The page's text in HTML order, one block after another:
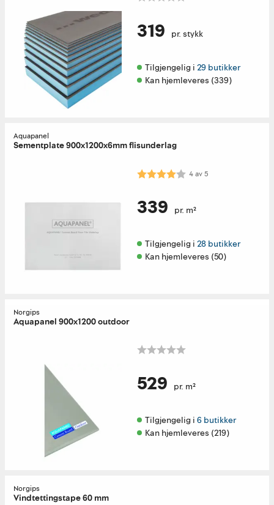
319 pr. stykk
Tilgjengelig i 29 butikker
Kan hjemleveres (339)
Aquapanel
Sementplate 900x1200x6mm flisunderlag
Karakter: 4.0 av 5 mulige
4av5
339 pr. m²
Tilgjengelig i 28 butikker
Kan hjemleveres (50)
Norgips
Aquapanel 900x1200 outdoor
529 pr. m²
Tilgjengelig i 6 butikker
Kan hjemleveres (219)
Norgips
Vindtettingstape 60 mm